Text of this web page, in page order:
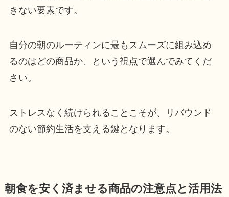
きない要素です。
自分の朝のルーティンに最もスムーズに組み込め
るのはどの商品か、という視点で選んでみてくだ
さい。
ストレスなく続けられることこそが、リバウンド
のない節約生活を支える鍵となります。
朝食を安く済ませる商品の注意点と活用法